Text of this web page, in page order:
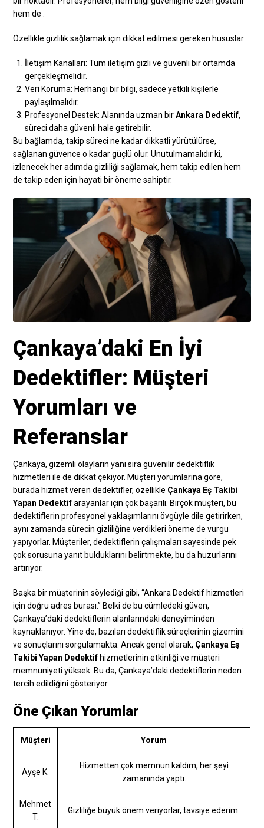
hem de .
Özellikle gizlilik sağlamak için dikkat edilmesi gereken hususlar:
İletişim Kanalları: Tüm iletişim gizli ve güvenli bir ortamda
gerçekleşmelidir.
Veri Koruma: Herhangi bir bilgi, sadece yetkili kişilerle
paylaşılmalıdır.
Profesyonel Destek: Alanında uzman birAnkara Dedektif,
süreci daha güvenli hale getirebilir.
Bu bağlamda, takip süreci ne kadar dikkatli yürütülürse,
sağlanan güvence o kadar güçlü olur. Unutulmamalıdır ki,
izlenecek her adımda gizliliği sağlamak, hem takip edilen hem
de takip eden için hayati bir öneme sahiptir.
Çankaya’daki En İyi
Dedektifler: Müşteri
Yorumları ve
Referanslar
Çankaya, gizemli olayların yanı sıra güvenilir dedektiflik
hizmetleri ile de dikkat çekiyor. Müşteri yorumlarına göre,
burada hizmet veren dedektifler, özellikle Çankaya Eş Takibi
Yapan Dedektifarayanlar için çok başarılı. Birçok müşteri, bu
dedektiflerin profesyonel yaklaşımlarını övgüyle dile getirirken,
aynı zamanda sürecin gizliliğine verdikleri öneme de vurgu
yapıyorlar. Müşteriler, dedektiflerin çalışmaları sayesinde pek
çok sorusuna yanıt bulduklarını belirtmekte, bu da huzurlarını
artırıyor.
Başka bir müşterinin söylediği gibi, “Ankara Dedektif hizmetleri
için doğru adres burası.” Belki de bu cümledeki güven,
Çankaya’daki dedektiflerin alanlarındaki deneyiminden
kaynaklanıyor. Yine de, bazıları dedektiflik süreçlerinin gizemini
ve sonuçlarını sorgulamakta. Ancak genel olarak, Çankaya Eş
Takibi Yapan Dedektif hizmetlerinin etkinliği ve müşteri
memnuniyeti yüksek. Bu da, Çankaya’daki dedektiflerin neden
tercih edildiğini gösteriyor.
Öne Çıkan Yorumlar
Müşteri Yorum
Ayşe K.
Hizmetten çok memnun kaldım, her şeyi
zamanında yaptı.
Mehmet
T.
Gizliliğe büyük önem veriyorlar, tavsiye ederim.